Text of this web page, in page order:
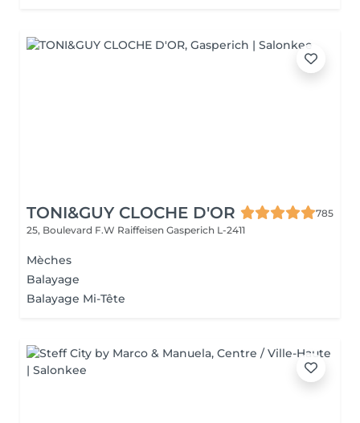
TONI&GUY CLOCHE D'OR
785
25, Boulevard F.W Raiffeisen Gasperich L-2411
Mèches
Balayage
Balayage Mi-Tête